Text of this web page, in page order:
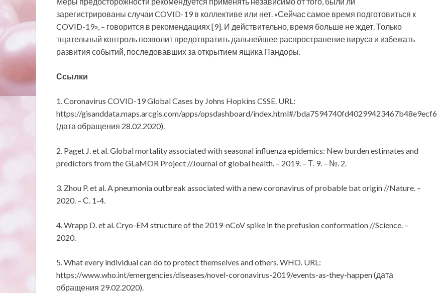
зарегистрированы случаи COVID-19 в коллективе или нет. «Сейчас самое время подготовиться к
COVID-19», – говорится в рекомендациях [9]. И действительно, время больше не ждет. Только
тщательный контроль позволит предотвратить дальнейшее распространение вируса и избежать
развития событий, последовавших за открытием ящика Пандоры.
Ссылки
1. Coronavirus COVID-19 Global Cases by Johns Hopkins CSSE. URL:
https://gisanddata.maps.arcgis.com/apps/opsdashboard/index.html#/bda7594740fd40299423467b48e9ecf6
(дата обращения 28.02.2020).
2. Paget J. et al. Global mortality associated with seasonal influenza epidemics: New burden estimates and
predictors from the GLaMOR Project //Journal of global health. – 2019. – Т. 9. – №. 2.
3. Zhou P. et al. A pneumonia outbreak associated with a new coronavirus of probable bat origin //Nature. –
2020. – С. 1-4.
4. Wrapp D. et al. Cryo-EM structure of the 2019-nCoV spike in the prefusion conformation //Science. –
2020.
5. What every individual can do to protect themselves and others. WHO. URL:
https://www.who.int/emergencies/diseases/novel-coronavirus-2019/events-as-they-happen (дата
обращения 29.02.2020).